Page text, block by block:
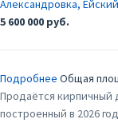
Александровка,
5 600 000 руб.
Подробнее Общая
Продаётся кирпичный
построенный в 2026